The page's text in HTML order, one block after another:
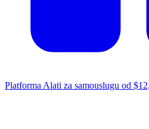
Platforma Alati za samouslugu od